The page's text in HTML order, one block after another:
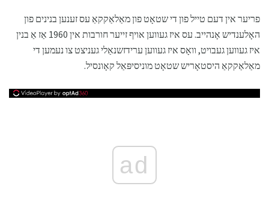
פריער אין דעם טייל פון די שטאָט פון מאַלאַקקאַ עס זענען בנינים פון
האָלענדיש אָנהייב. עס איז געווען אויף זייער חורבות אין 1960 אַז אַ בנין
איז געווען געבויט, וואָס איז געווען ערידזשנאַלי געניצט צו נעמען די
מאַלאַקקאַ היסטאָריש שטאָט מוניסיפּאַל קאָונסיל.
ad